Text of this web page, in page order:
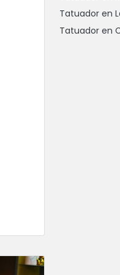
Tatuador en
Tatuador en